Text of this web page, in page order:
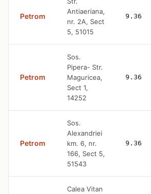
Petrom
Antiaeriana,
nr. 2A, Sect
5, 51015
9.36
Petrom
Sos.
Pipera- Str.
Maguricea,
Sect 1,
14252
9.36
Petrom
Sos.
Alexandriei
km. 6, nr.
166, Sect 5,
51543
9.36
Calea Vitan